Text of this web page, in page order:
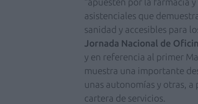
asistenciales que
sanidad y accesibles para
Jornada Nacional de
y en referencia al primer
muestra una importante
unas autonomías y otras,
cartera de servicios.